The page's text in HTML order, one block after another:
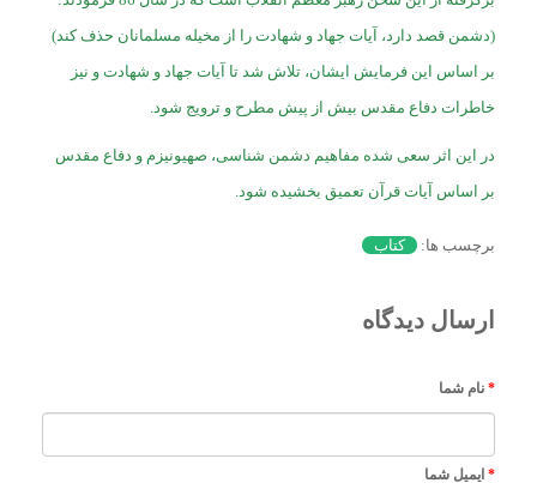
(دشمن قصد دارد، آیات جهاد و شهادت را از مخیله مسلمانان حذف کند)
بر اساس این فرمایش ایشان، تلاش شد تا آیات جهاد و شهادت و نیز
خاطرات دفاع مقدس بیش از پیش مطرح و ترویج شود.
در این اثر سعی شده مفاهیم دشمن شناسی، صهیونیزم و دفاع مقدس
بر اساس آیات قرآن تعمیق بخشیده شود.
برچسب ها: کتاب
ارسال دیدگاه
نام شما
ایمیل شما